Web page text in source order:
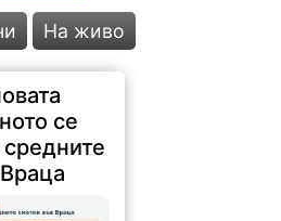
На живо
се
средните